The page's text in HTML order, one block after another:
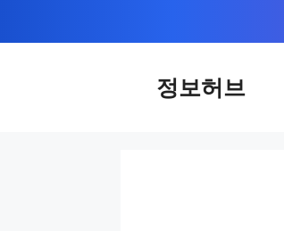
정보허브